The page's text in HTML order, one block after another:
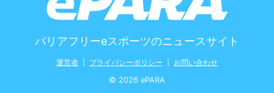
バリアフリーeスポーツのニュースサイト
運営者 プライバシーポリシー
お問い合わせ
© 2026 ePARA